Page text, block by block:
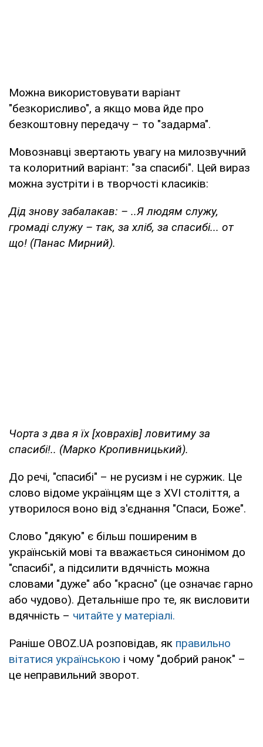
Можна використовувати варіант
"безкорисливо", а якщо мова йде про
безкоштовну передачу – то "задарма".
Мовознавці звертають увагу на милозвучний
та колоритний варіант: "за спасибі". Цей вираз
можна зустріти і в творчості класиків:
Дід знову забалакав: – ..Я людям служу,
громаді служу – так, за хліб, за спасибі... от
що! (Панас Мирний).
Чорта з два я їх [ховрахів] ловитиму за
спасибі!.. (Марко Кропивницький).
До речі, "спасибі" – не русизм і не суржик. Це
слово відоме українцям ще з XVI століття, а
утворилося воно від з'єднання "Спаси, Боже".
Слово "дякую" є більш поширеним в
українській мові та вважається синонімом до
"спасибі", а підсилити вдячність можна
словами "дуже" або "красно" (це означає гарно
або чудово). Детальніше про те, як висловити
вдячність – читайте у матеріалі.
Раніше OBOZ.UA розповідав, як правильно
вітатися українською і чому "добрий ранок" –
це неправильний зворот.